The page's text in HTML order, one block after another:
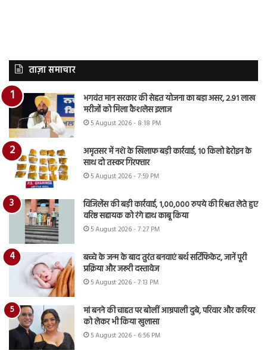
ताज़ा समाचार
भगवंत मान सरकार की सेहत योजना का बड़ा असर, 2.91 लाख
मरीजों को मिला कैशलेस इलाज
5 August 2026 - 8:18 PM
अमृतसर में नशे के खिलाफ बड़ी कार्रवाई, 10 किलो हेरोइन के
साथ दो तस्कर गिरफ्तार
5 August 2026 - 7:59 PM
विजिलेंस की बड़ी कार्रवाई, 1,00,000 रुपये की रिश्वत लेते हुए
वरिष्ठ सहायक को रंगे हाथ काबू किया
5 August 2026 - 7:27 PM
बच्चे के जन्म के बाद तुरंत बनवाएं बर्थ सर्टिफिकेट, जानें पूरी
प्रक्रिया और जरूरी दस्तावेज
5 August 2026 - 7:13 PM
मां बनने की चाहत पर बोलीं आम्रपाली दुबे, परिवार और करियर
को लेकर भी किया खुलासा
5 August 2026 - 6:56 PM